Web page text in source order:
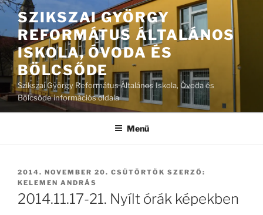
Tartalomhoz
SZIKSZAI GYÖRGY
REFORMÁTUS ÁLTALÁNOS
ISKOLA, ÓVODA ÉS
BÖLCSŐDE
Szikszai György Református Általános Iskola, Óvoda és
Bölcsőde információs oldala
Menü
BEKÜLDVE:
2014. NOVEMBER 20. CSÜTÖRTÖK SZERZŐ:
KELEMEN ANDRÁS
2014.11.17-21. Nyílt órák képekben